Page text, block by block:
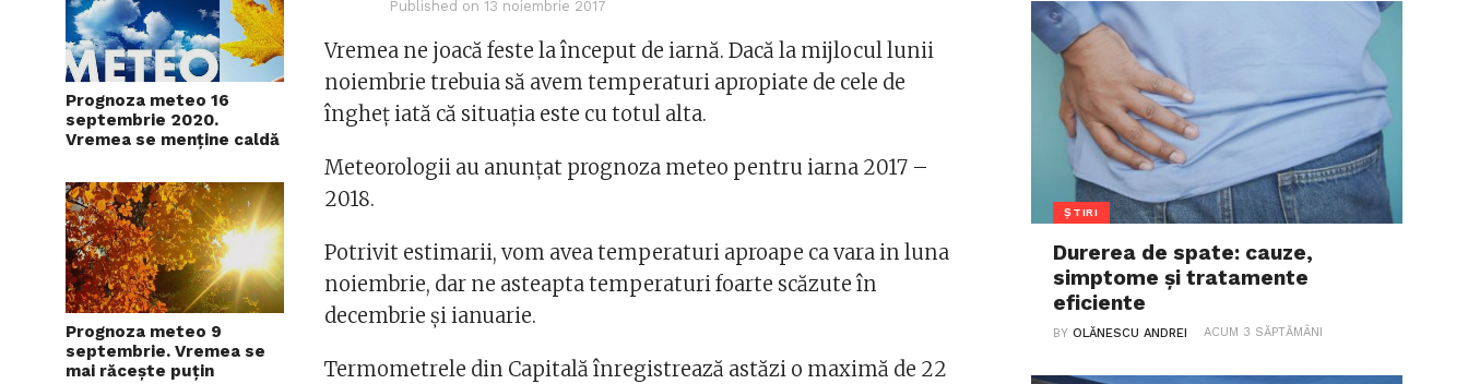
Prognoza meteo 16
septembrie 2020.
Vremea se menține caldă
Prognoza meteo 9
septembrie. Vremea se
mai răcește puțin
Published on 13 noiembrie 2017
Vremea ne joacă feste la început de iarnă. Dacă la mijlocul lunii
noiembrie trebuia să avem temperaturi apropiate de cele de
îngheț iată că situația este cu totul alta.
Meteorologii au anunțat prognoza meteo pentru iarna 2017 –
2018.
Potrivit estimarii, vom avea temperaturi aproape ca vara in luna
noiembrie, dar ne asteapta temperaturi foarte scăzute în
decembrie și ianuarie.
Termometrele din Capitală înregistrează astăzi o maximă de 22
ȘTIRI
Durerea de spate: cauze,
simptome și tratamente
eficiente
BYOLĂNESCU ANDREI ACUM 3 SĂPTĂMÂNI